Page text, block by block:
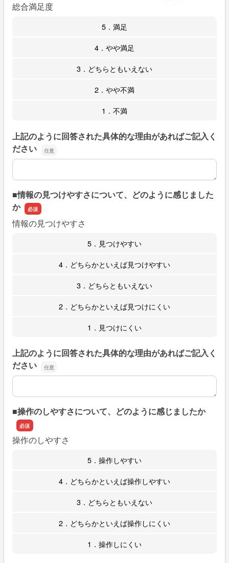
総合満足度
5．満足
4．やや満足
3．どちらともいえない
2．やや不満
1．不満
上記のように回答された具体的な理由があればご記入く
ださい
上記のように回答された具体的な理由があればご記入くだ
■情報の見つけやすさについて、どのように感じました
か
情報の見つけやすさ
5．見つけやすい
4．どちらかといえば見つけやすい
3．どちらともいえない
2．どちらかといえば見つけにくい
1．見つけにくい
上記のように回答された具体的な理由があればご記入く
ださい
上記のように回答された具体的な理由があればご記入くだ
■操作のしやすさについて、どのように感じましたか
操作のしやすさ
5．操作しやすい
4．どちらかといえば操作しやすい
3．どちらともいえない
2．どちらかといえば操作しにくい
1．操作しにくい